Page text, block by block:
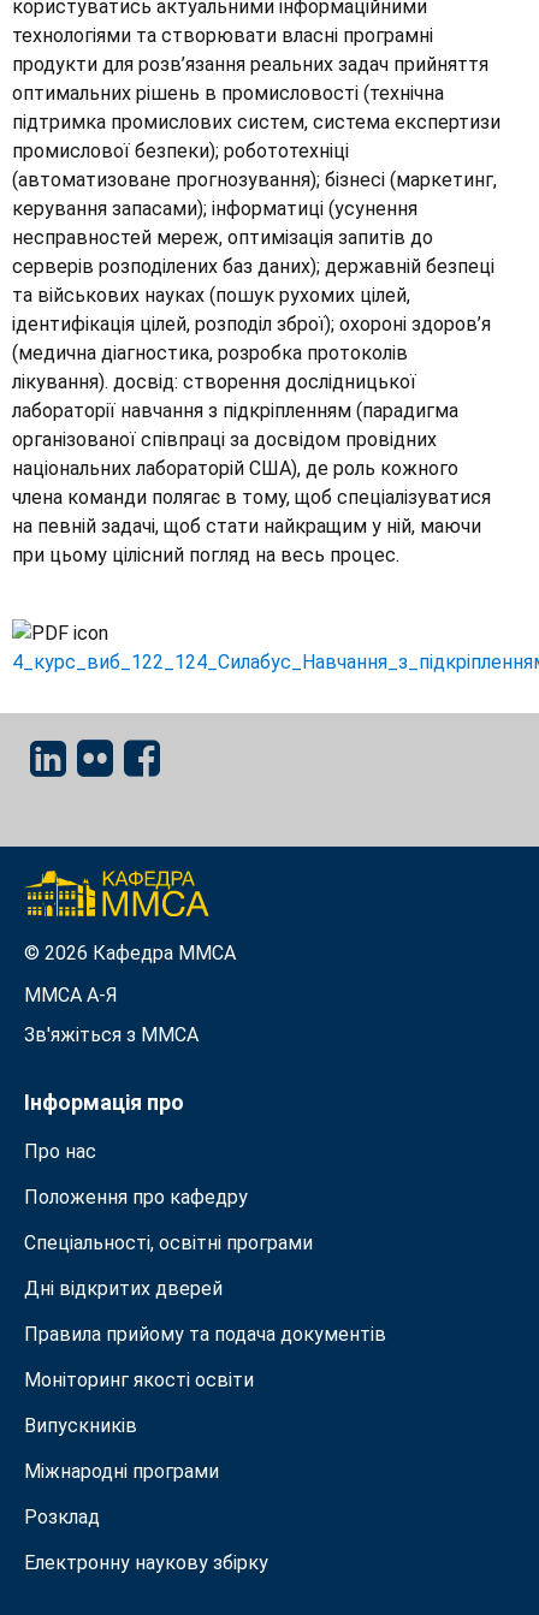
користуватись актуальними інформаційними
технологіями та створювати власні програмні
продукти для розв’язання реальних задач прийняття
оптимальних рішень в промисловості (технічна
підтримка промислових систем, система експертизи
промислової безпеки); робототехніці
(автоматизоване прогнозування); бізнесі (маркетинг,
керування запасами); інформатиці (усунення
несправностей мереж, оптимізація запитів до
серверів розподілених баз даних); державній безпеці
та військових науках (пошук рухомих цілей,
ідентифікація цілей, розподіл зброї); охороні здоров’я
(медична діагностика, розробка протоколів
лікування). досвід: створення дослідницької
лабораторії навчання з підкріпленням (парадигма
організованої співпраці за досвідом провідних
національних лабораторій США), де роль кожного
члена команди полягає в тому, щоб спеціалізуватися
на певній задачі, щоб стати найкращим у ній, маючи
при цьому цілісний погляд на весь процес.
© 2026 Кафедра ММСА
ММСА A-Я
Зв'яжіться з MMСА
Інформація про
Про нас
Положення про кафедру
Спеціальності, освітні програми
Дні відкритих дверей
Правила прийому та подача документiв
Моніторинг якості освіти
Випускників
Міжнародні програми
Розклад
Електронну наукову збірку